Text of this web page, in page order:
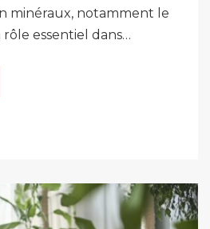
minéraux, notamment le
essentiel dans…